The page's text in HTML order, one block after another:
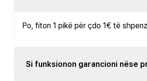
Po, fiton 1 pikë për çdo 1€ të
Si funksionon garancioni nëse